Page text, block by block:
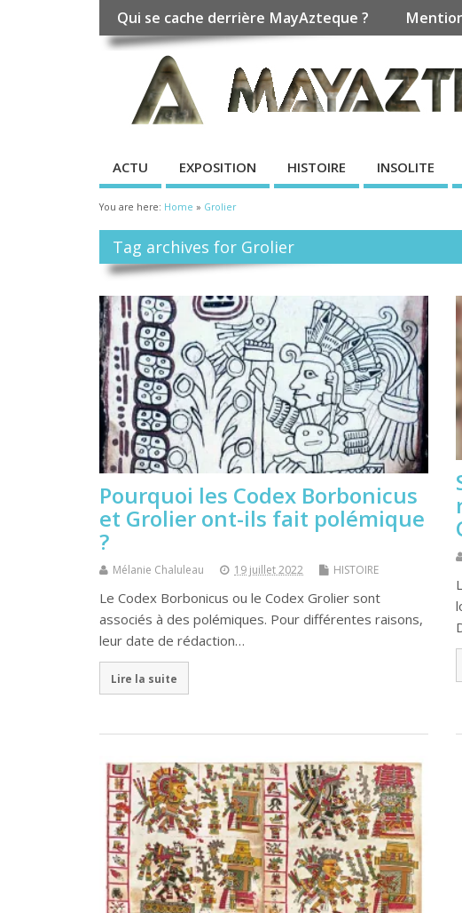
Qui se cache derrière MayAzteque ?
ACTU EXPOSITION HISTOIRE INSOLITE
You are here: Home » Grolier
Tag archives for Grolier
Pourquoi les Codex Borbonicus
et Grolier ont-ils fait polémique
?
Mélanie Chaluleau 19 juillet 2022 HISTOIRE
Le Codex Borbonicus ou le Codex Grolier sont
associés à des polémiques. Pour différentes raisons,
leur date de rédaction…
Lire la suite